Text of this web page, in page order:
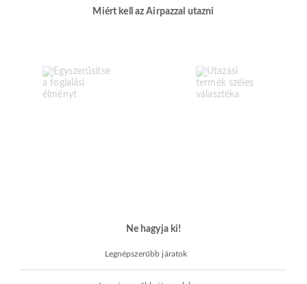
Miért kell az Airpazzal utazni
Ne hagyja ki!
Legnépszerűbb járatok